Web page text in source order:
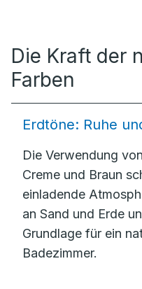
Die Kraft der
Farben
Erdtöne: Ruhe
Die Verwendung
Creme und Braun
einladende
an Sand und Erde
Grundlage für ein
Badezimmer.